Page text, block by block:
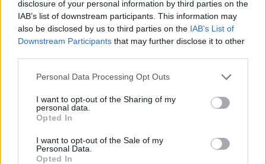
disclosure of your personal information by third parties on the
IAB’s list of downstream participants. This information may
also be disclosed by us to third parties on the IAB’s List of
Downstream Participants that may further disclose it to other
Please note that this website/app uses one or more Google
not limited to your visit or usage behaviour. You may click to
grant or deny consent to Google and its third-party tags to
use your data for below specified purposes in below Google
consent section.
Personal Data Processing Opt Outs
I want to opt-out of the Sharing of my
personal data.
Opted In
I want to opt-out of the Sale of my
Personal Data.
Opted In
Ιουλία Καλλιμάνη: Θαμώνας της πέταξε
λουλούδια στο πρόσωπο – «Εσένα σου αρέσει
07.08.2026